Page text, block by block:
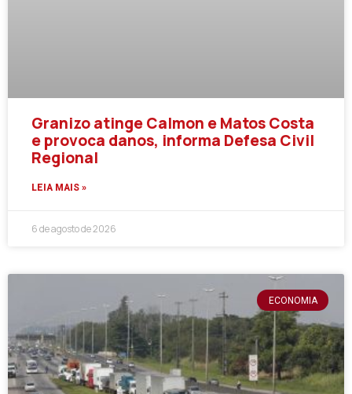
Granizo atinge Calmon e Matos Costa
e provoca danos, informa Defesa Civil
Regional
LEIA MAIS »
6 de agosto de 2026
ECONOMIA